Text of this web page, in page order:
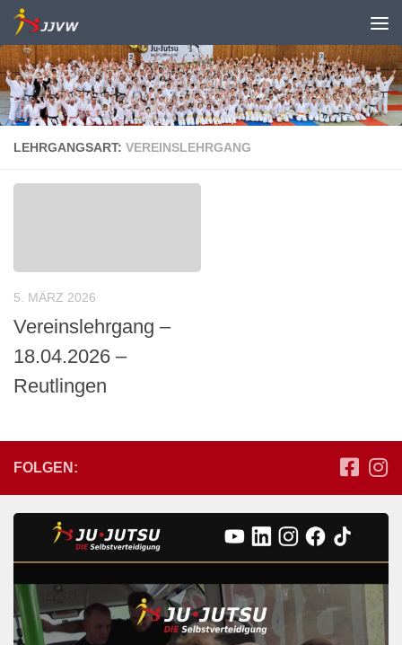
Zum Inhalt springen
LEHRGANGSART: VEREINSLEHRGANG
5. MÄRZ 2026
Vereinslehrgang –
18.04.2026 –
Reutlingen
FOLGEN: